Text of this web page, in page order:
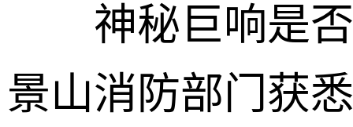
神秘巨响是否
景山消防部门获